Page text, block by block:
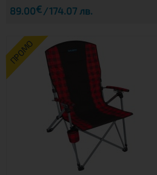
89.00€ 174.07 лв.
ПРОМО